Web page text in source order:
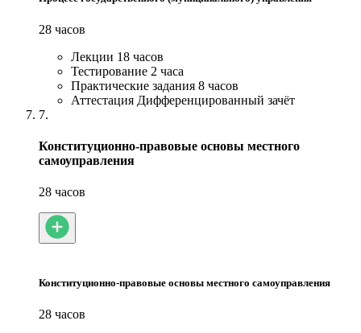
28 часов
Лекции 18 часов
Тестирование 2 часа
Практические задания 8 часов
Аттестация Дифференцированный зачёт
7.
Конституционно-правовые основы местного
самоуправления
28 часов
Конституционно-правовые основы местного самоуправления
28 часов